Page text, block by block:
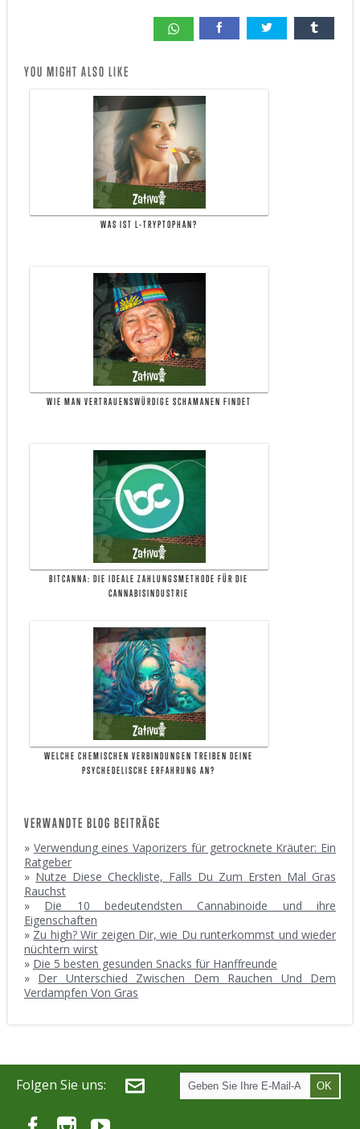
YOU MIGHT ALSO LIKE
WAS IST L-TRYPTOPHAN?
WIE MAN VERTRAUENSWÜRDIGE SCHAMANEN FINDET
BITCANNA: DIE IDEALE ZAHLUNGSMETHODE FÜR DIE
CANNABISINDUSTRIE
WELCHE CHEMISCHEN VERBINDUNGEN TREIBEN DEINE
PSYCHEDELISCHE ERFAHRUNG AN?
VERWANDTE BLOG BEITRÄGE
» Verwendung eines Vaporizers für getrocknete Kräuter: Ein
Ratgeber
» Nutze Diese Checkliste, Falls Du Zum Ersten Mal Gras
Rauchst
» Die 10 bedeutendsten Cannabinoide und ihre
Eigenschaften
» Zu high? Wir zeigen Dir, wie Du runterkommst und wieder
nüchtern wirst
» Die 5 besten gesunden Snacks für Hanffreunde
» Der Unterschied Zwischen Dem Rauchen Und Dem
Verdampfen Von Gras
Folgen Sie uns: OK